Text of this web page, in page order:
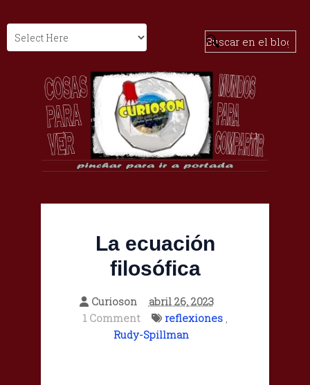
La ecuación
filosófica
Curioson
abril 26, 2023
1 Comment
reflexiones ,
Rudy-Spillman